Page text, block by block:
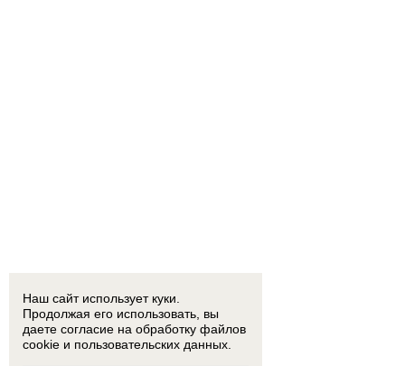
Наш сайт использует куки.
Продолжая его использовать, вы
даете согласие на обработку файлов
cookie и пользовательских данных.